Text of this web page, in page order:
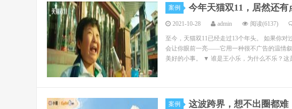
案例 今年天猫双11，居然还有
2021-10-28 admin 阅读(6137)
至今，天猫双11已经走过13个年头。 如果你
会让你眼前一亮——它用一种很不广告的温情
美好的小事。 ▼ 谁是王小乐，为什么不乐？
案例 这波跨界，想不出圈都难